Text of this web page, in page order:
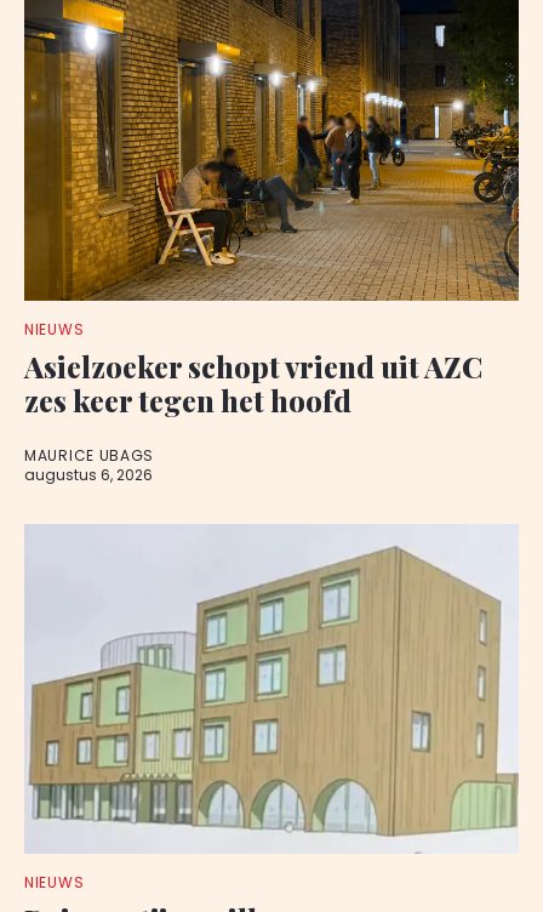
NIEUWS
Asielzoeker schopt vriend uit AZC
zes keer tegen het hoofd
MAURICE UBAGS
augustus 6, 2026
NIEUWS